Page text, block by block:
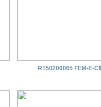
R150206065 FEM-E-C